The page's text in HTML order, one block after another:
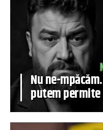
Nu ne-
putem permite